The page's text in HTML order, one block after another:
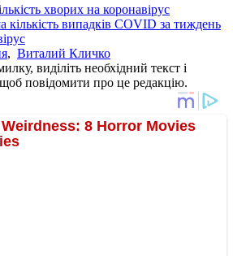
хворих на коронавірус
кількість випадків COVID за тиждень
, Виталий Кличко
виділіть необхідний текст і
повідомити про це редакцію.